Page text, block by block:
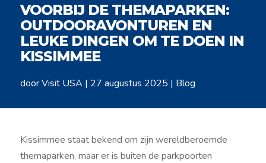
VOORBIJ DE THEMAPARKEN:
OUTDOORAVONTUREN EN
LEUKE DINGEN OM TE DOEN IN
KISSIMMEE
doorVisit USA | 27 augustus 2025 | Blog
Kissimmee staat bekend om zijn wereldberoemde
themaparken, maar er is buiten de parkpoorten